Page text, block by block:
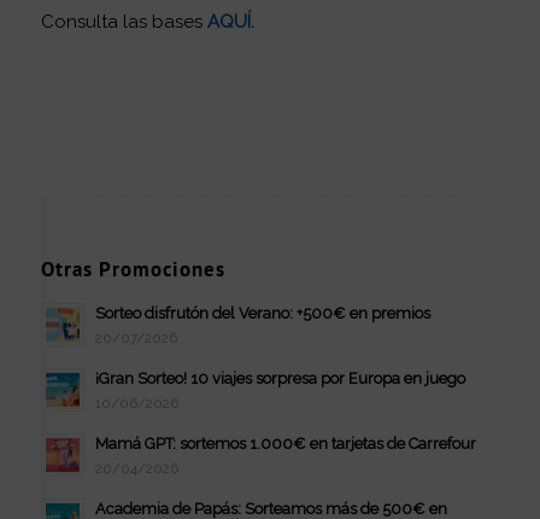
Consulta las bases AQUÍ.
Otras Promociones
Sorteo disfrutón del Verano: +500€ en premios
20/07/2026
¡Gran Sorteo! 10 viajes sorpresa por Europa en juego
10/06/2026
Mamá GPT: sortemos 1.000€ en tarjetas de Carrefour
20/04/2026
Academia de Papás: Sorteamos más de 500€ en